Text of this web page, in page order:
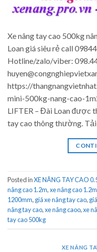
Xe nâng tay cao 500kg
Loan giá siêu rẻ call
Hotline/zalo/viber:
https://
mini-500kg-nang-cao-
LIFTER – Đài Loan được
tay cao thông thường.
Posted inXE NÂNG TAY CAO
nâng cao 1.2m,xe nâng cao
1200mm, giá xe nâng tay cao,
nâng tay cao,xe nâng caoo,xe
tay cao 500kg
XE NÂNG